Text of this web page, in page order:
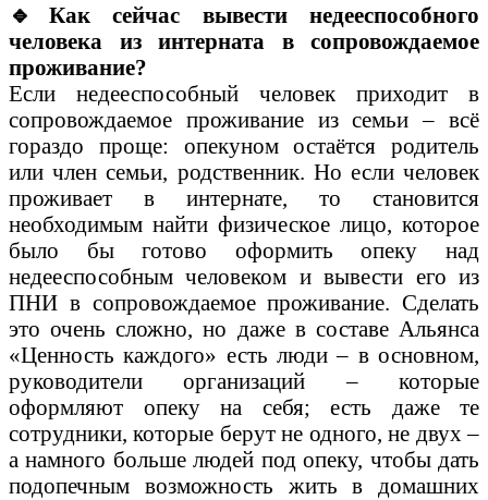
🔹 Как сейчас вывести недееспособного
человека из интерната в сопровождаемое
проживание?
Если недееспособный человек приходит в
сопровождаемое проживание из семьи – всё
гораздо проще: опекуном остаётся родитель
или член семьи, родственник. Но если человек
проживает в интернате, то становится
необходимым найти физическое лицо, которое
было бы готово оформить опеку над
недееспособным человеком и вывести его из
ПНИ в сопровождаемое проживание. Сделать
это очень сложно, но даже в составе Альянса
«Ценность каждого» есть люди – в основном,
руководители организаций – которые
оформляют опеку на себя; есть даже те
сотрудники, которые берут не одного, не двух –
а намного больше людей под опеку, чтобы дать
подопечным возможность жить в домашних